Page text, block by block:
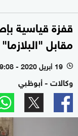
قفزة قياسية
مقابل "البلازما"
l 19 أبريل 2020 - 09:08 بتوقيت أبوظبي
وكالات - أبوظبي